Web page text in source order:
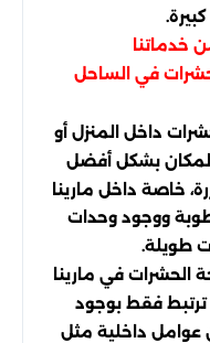
خدماتنا
في الساحل
داخل المنزل أو
بشكل أفضل
خاصة داخل مارينا
ووجود وحدات
طويلة.
الحشرات في مارينا
ترتبط فقط بوجود
عوامل داخلية مثل